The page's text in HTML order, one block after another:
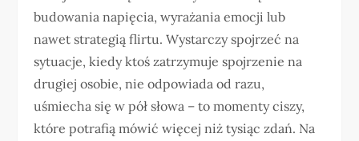
budowania napięcia, wyrażania emocji lub
nawet strategią flirtu. Wystarczy spojrzeć na
sytuacje, kiedy ktoś zatrzymuje spojrzenie na
drugiej osobie, nie odpowiada od razu,
uśmiecha się w pół słowa – to momenty ciszy,
które potrafią mówić więcej niż tysiąc zdań. Na